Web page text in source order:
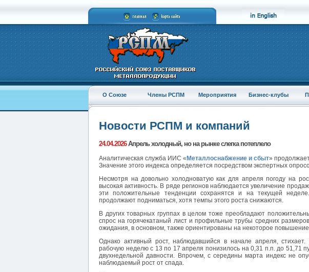
О Союзе Члены РСПМ Мероприятия Бизнес-клубы
Новости РСПМ и компаний
24.04.2026Апрель холодный, но на рынке слегка потеплело
Аналитическая служба ИИС « Металлоснабжение и сбыт»
Значение этого индекса определяется посредством экспертных
Несмотря на довольно холодноватую как для апреля погоду на
высокая активность. В ряде регионов наблюдается увеличение
эти положительные тенденции сохранятся и на текущей
продолжают подниматься, хотя темпы этого роста снижаются.
В других товарных группах в целом тоже преобладают
спрос на горячекатаный лист и профильные трубы средних
ожидания, в основном, также ориентированы на некоторое
Однако активный рост, наблюдавшийся в начале апреля,
рабочую неделю с 13 по 17 апреля понизилось на 0,31 п.п. до 51,71
двухнедельной давности. Впрочем, с середины марта индекс не
наблюдаемый рост от спада.